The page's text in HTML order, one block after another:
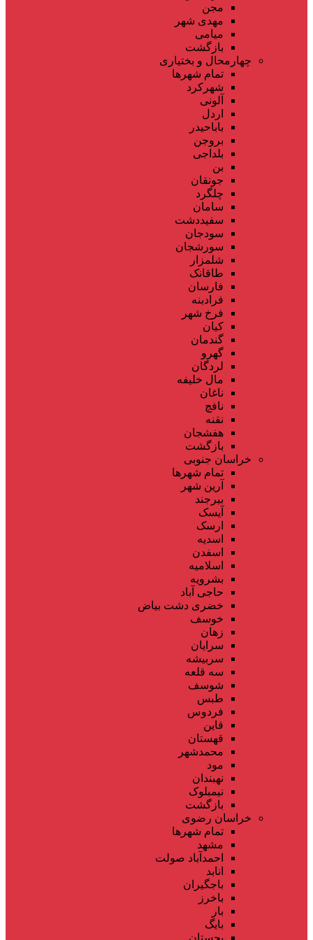
مجن
مهدی شهر
میامی
بازگشت
چهارمحال و بختیاری
تمام شهر‌ها
شهرکرد
آلونی
اردل
باباحیدر
بروجن
بلداجی
بن
جونقان
چلگرد
سامان
سفیددشت
سودجان
سورشجان
شلمزار
طاقانک
فارسان
فرادبنه
فرخ شهر
کیان
گندمان
گهرو
لردگان
مال خلیفه
ناغان
نافچ
نقنه
هفشجان
بازگشت
خراسان جنوبی
تمام شهر‌ها
آرین شهر
بیرجند
آیسک
ارسک
اسدیه
اسفدن
اسلامیه
بشرویه
حاجی آباد
خضری دشت بیاض
خوسف
زهان
سرایان
سربیشه
سه قلعه
شوسف
طبس
فردوس
قاین
قهستان
محمدشهر
مود
نهبندان
نیمبلوک
بازگشت
خراسان رضوی
تمام شهر‌ها
مشهد
احمدآباد صولت
انابد
باجگیران
باخرز
بار
بایگ
بجستان